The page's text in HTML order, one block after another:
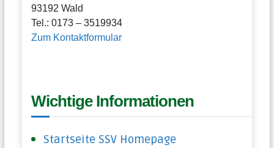
93192 Wald
Tel.: 0173 – 3519934
Zum Kontaktformular
Wichtige Informationen
Startseite SSV Homepage